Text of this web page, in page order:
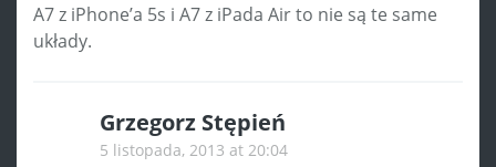
A7 z iPhone’a 5s i A7 z iPada Air to nie są te same
układy.
Grzegorz Stępień
5 listopada, 2013 at 20:04